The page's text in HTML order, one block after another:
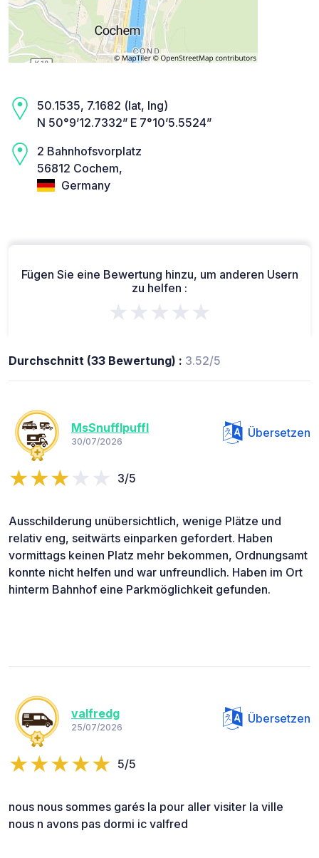
50.1535, 7.1682 (lat, lng)
N 50°9’12.7332” E 7°10’5.5524”
2 Bahnhofsvorplatz
56812 Cochem,
Germany
Fügen Sie eine Bewertung hinzu, um anderen Usern
zu helfen :
★★★★★
Durchschnitt (33 Bewertung) : 3.52/5
MsSnufflpuffl
30/07/2026
Übersetzen
3/5
Ausschilderung unübersichtlich, wenige Plätze und
relativ eng, seitwärts einparken gefordert. Haben
vormittags keinen Platz mehr bekommen, Ordnungsamt
konnte nicht helfen und war unfreundlich. Haben im Ort
hinterm Bahnhof eine Parkmöglichkeit gefunden.
valfredg
25/07/2026
Übersetzen
5/5
nous nous sommes garés la pour aller visiter la ville
nous n avons pas dormi ic valfred